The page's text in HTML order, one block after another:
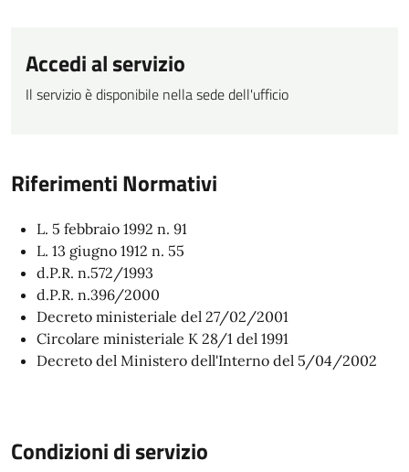
Accedi al servizio
Il servizio è disponibile nella sede dell'ufficio
Riferimenti Normativi
L. 5 febbraio 1992 n. 91
L. 13 giugno 1912 n. 55
d.P.R. n.572/1993
d.P.R. n.396/2000
Decreto ministeriale del 27/02/2001
Circolare ministeriale K 28/1 del 1991
Decreto del Ministero dell'Interno del 5/04/2002
Condizioni di servizio